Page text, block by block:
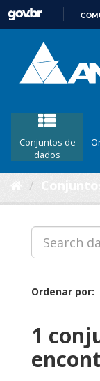
Conjuntos de
dados
Ordenar por
1